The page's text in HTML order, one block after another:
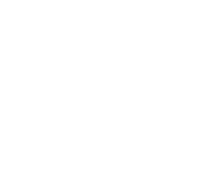
та спеціальних полотнах. Наші
ваших вікон
дозволяє кардинально змінити